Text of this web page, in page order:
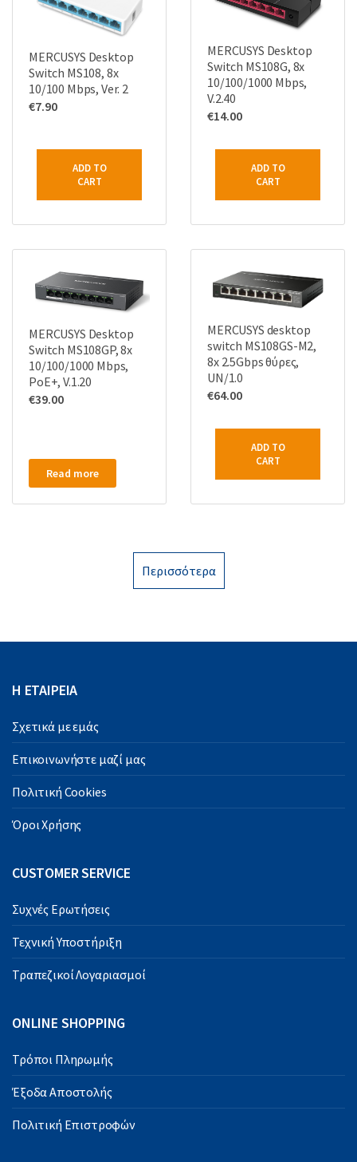
MERCUSYS Desktop
Switch MS108, 8x
10/100 Mbps, Ver. 2
€7.90
ADD TO
CART
MERCUSYS Desktop
Switch MS108G, 8x
10/100/1000 Mbps,
V.2.40
€14.00
ADD TO
CART
MERCUSYS Desktop
Switch MS108GP, 8x
10/100/1000 Mbps,
PoE+, V.1.20
€39.00
Read more
MERCUSYS desktop
switch MS108GS-M2,
8x 2.5Gbps θύρες,
UN/1.0
€64.00
ADD TO
CART
Περισσότερα
Η ΕΤΑΙΡΕΙΑ
Σχετικά με εμάς
Επικοινωνήστε μαζί μας
Πολιτική Cookies
Όροι Χρήσης
CUSTOMER SERVICE
Συχνές Ερωτήσεις
Τεχνική Υποστήριξη
Τραπεζικοί Λογαριασμοί
ONLINE SHOPPING
Τρόποι Πληρωμής
Έξοδα Αποστολής
Πολιτική Επιστροφών